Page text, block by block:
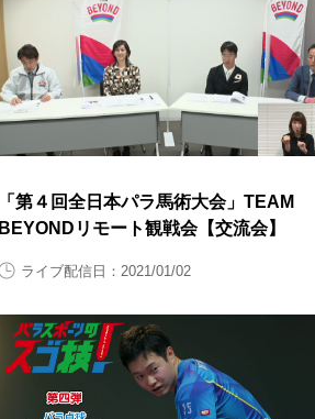
「第４回全日本パラ馬術大会」TEAM
BEYONDリモート観戦会【交流会】
ライブ配信日：2021/01/02